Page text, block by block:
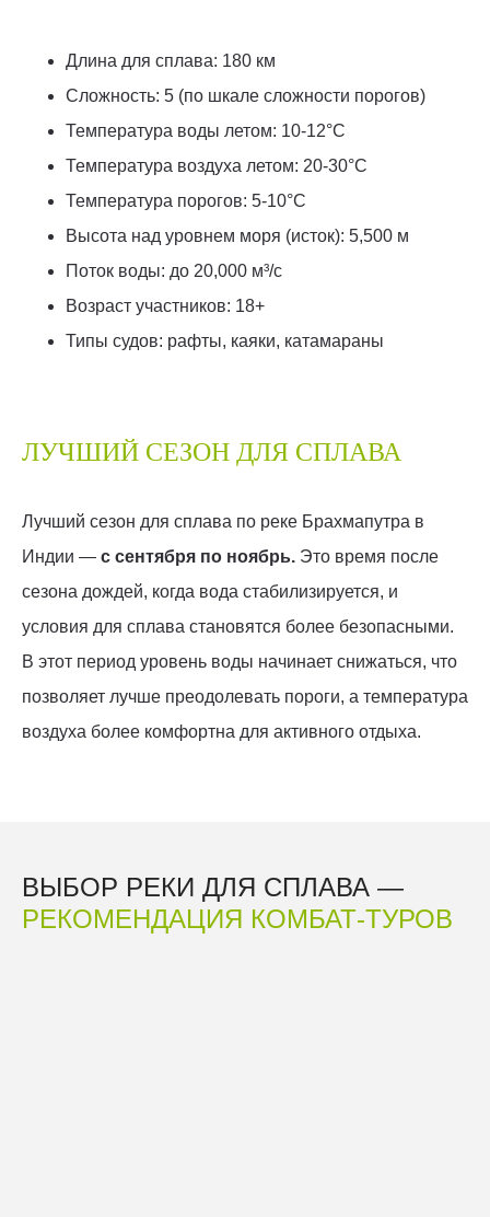
Длина для сплава: 180 км
Сложность: 5 (по шкале сложности порогов)
Температура воды летом: 10-12°C
Температура воздуха летом: 20-30°C
Температура порогов: 5-10°C
Высота над уровнем моря (исток): 5,500 м
Поток воды: до 20,000 м³/с
Возраст участников: 18+
Типы судов: рафты, каяки, катамараны
ЛУЧШИЙ СЕЗОН ДЛЯ СПЛАВА
Лучший сезон для сплава по реке Брахмапутра в
Индии — с сентября по ноябрь. Это время после
сезона дождей, когда вода стабилизируется, и
условия для сплава становятся более безопасными.
В этот период уровень воды начинает снижаться, что
позволяет лучше преодолевать пороги, а температура
воздуха более комфортна для активного отдыха.
ВЫБОР РЕКИ ДЛЯ СПЛАВА —
РЕКОМЕНДАЦИЯ КОМБАТ-ТУРОВ